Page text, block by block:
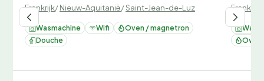
Frankrijk/Nieuw-Aquitanië/Saint-Jean-de-Luz
Wasmachine Wifi
Oven / magnetron
Douche
Frankrijk
Oven